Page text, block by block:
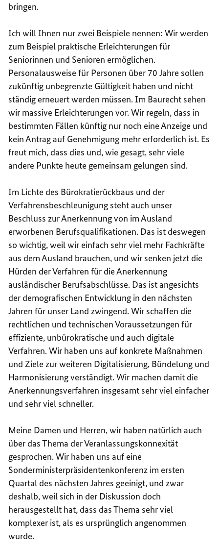
bringen.
Ich will Ihnen nur zwei Beispiele nennen: Wir werden
zum Beispiel praktische Erleichterungen für
Seniorinnen und Senioren ermöglichen.
Personalausweise für Personen über 70 Jahre sollen
zukünftig unbegrenzte Gültigkeit haben und nicht
ständig erneuert werden müssen. Im Baurecht sehen
wir massive Erleichterungen vor. Wir regeln, dass in
bestimmten Fällen künftig nur noch eine Anzeige und
kein Antrag auf Genehmigung mehr erforderlich ist. Es
freut mich, dass dies und, wie gesagt, sehr viele
andere Punkte heute gemeinsam gelungen sind.
Im Lichte des Bürokratierückbaus und der
Verfahrensbeschleunigung steht auch unser
Beschluss zur Anerkennung von im Ausland
erworbenen Berufsqualifikationen. Das ist deswegen
so wichtig, weil wir einfach sehr viel mehr Fachkräfte
aus dem Ausland brauchen, und wir senken jetzt die
Hürden der Verfahren für die Anerkennung
ausländischer Berufsabschlüsse. Das ist angesichts
der demografischen Entwicklung in den nächsten
Jahren für unser Land zwingend. Wir schaffen die
rechtlichen und technischen Voraussetzungen für
effiziente, unbürokratische und auch digitale
Verfahren. Wir haben uns auf konkrete Maßnahmen
und Ziele zur weiteren Digitalisierung, Bündelung und
Harmonisierung verständigt. Wir machen damit die
Anerkennungsverfahren insgesamt sehr viel einfacher
und sehr viel schneller.
Meine Damen und Herren, wir haben natürlich auch
über das Thema der Veranlassungskonnexität
gesprochen. Wir haben uns auf eine
Sonderministerpräsidentenkonferenz im ersten
Quartal des nächsten Jahres geeinigt, und zwar
deshalb, weil sich in der Diskussion doch
herausgestellt hat, dass das Thema sehr viel
komplexer ist, als es ursprünglich angenommen
wurde.